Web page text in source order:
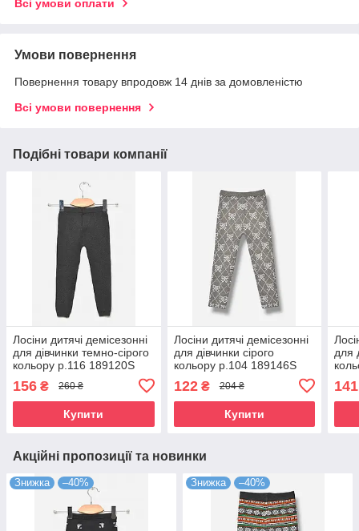
Всі умови оплати
Умови повернення
Повернення товару впродовж 14 днів за домовленістю
Всі умови повернення
Подібні товари компанії
Лосіни дитячі демісезонні
для дівчинки темно-сірого
кольору р.116 189120S
156 ₴ 260 ₴
Купити
Лосіни дитячі демісезонні
для дівчинки сірого
кольору р.104 189146S
122₴ 204 ₴
Купити
для
141
Акційні пропозиції та новинки
Знижка –40% Знижка –40%